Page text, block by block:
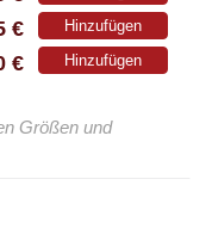
Produkte
System
€ Hinzufügen
€ Hinzufügen
Größen und